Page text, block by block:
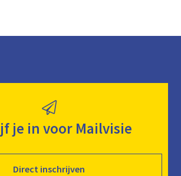
je in voor Mailvisie
Direct inschrijven